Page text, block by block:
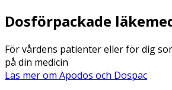
Dosförpackade
För vårdens patienter eller för dig
på din medicin
Läs mer om Apodos och Dospac